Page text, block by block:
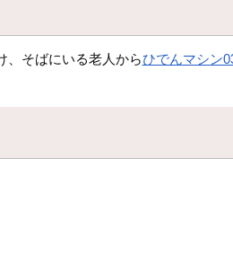
、そばにいる老人からひでんマシン